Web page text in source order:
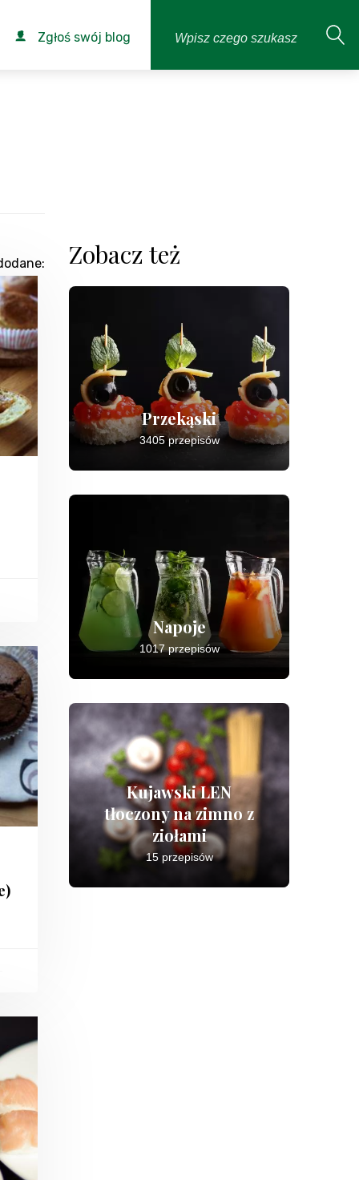
Zgłoś swój blog
Zobacz też
Przekąski
3405 przepisów
Napoje
1017 przepisów
Kujawski LEN
tłoczony na zimno z
ziołami
15 przepisów